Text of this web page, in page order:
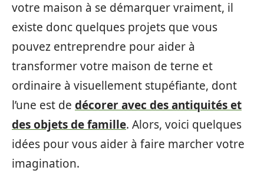
votre maison à se démarquer vraiment, il
existe donc quelques projets que vous
pouvez entreprendre pour aider à
transformer votre maison de terne et
ordinaire à visuellement stupéfiante, dont
l’une est de décorer avec des antiquités et
des objets de famille. Alors, voici quelques
idées pour vous aider à faire marcher votre
imagination.